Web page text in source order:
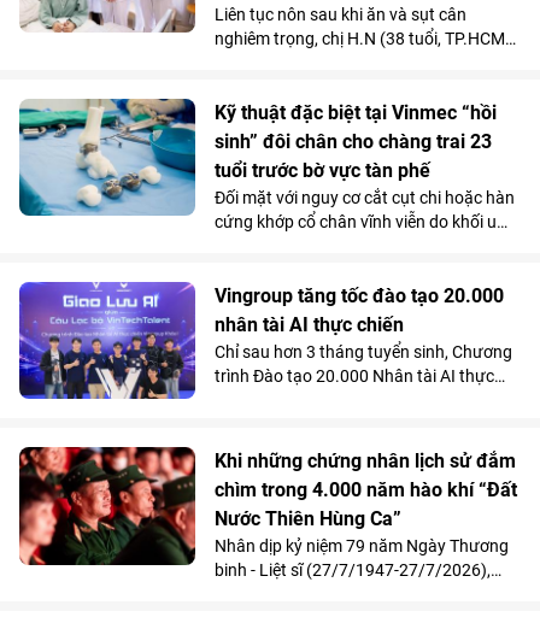
Liên tục nôn sau khi ăn và sụt cân
nghiêm trọng, chị H.N (38 tuổi, TP.HCM)
căn bệnh tiêu hóa hiếm gặp chỉ chiếm
dưới 0,3% dân số.
Kỹ thuật đặc biệt tại Vinmec “hồi
sinh” đôi chân cho chàng trai 23
tuổi trước bờ vực tàn phế
Đối mặt với nguy cơ cắt cụt chi hoặc hàn
cứng khớp cổ chân vĩnh viễn do khối u
toàn bộ xương sên bằng vật liệu
Titanium in 3D tại Bệnh viện Đa khoa
Quốc tế Vinmec Times City.
Vingroup tăng tốc đào tạo 20.000
nhân tài AI thực chiến
Chỉ sau hơn 3 tháng tuyển sinh, Chương
trình Đào tạo 20.000 Nhân tài AI thực
quả 100% học viên đạt chuẩn khóa I
được mời làm việc ngay sau khi tốt
nghiệp, Chương trình đang tăng tốc mở
rộng quy mô đào tạo nhằm đảm bảo
mục tiêu cung cấp từ 10.000 - 20.000
nhân tài AI trong vòng 2 năm, đáp ứng
Khi những chứng nhân lịch sử đắm
chìm trong 4.000 năm hào khí “Đất
Nước Thiên Hùng Ca”
Nhân dịp kỷ niệm 79 năm Ngày Thương
binh - Liệt sĩ (27/7/1947-27/7/2026),